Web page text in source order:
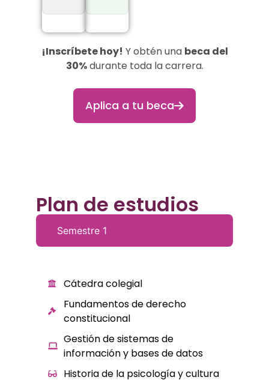
¡Inscríbete hoy! Y obtén una beca del
30%durante toda la carrera.
Aplica a tu beca
Plan de estudios
Semestre 1
Cátedra colegial
Fundamentos de derecho
constitucional
Gestión de sistemas de
información y bases de datos
Historia de la psicología y cultura